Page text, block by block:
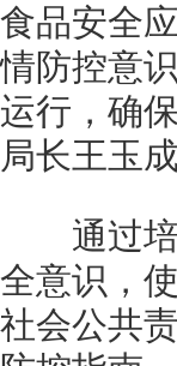
食品安全
情防控意
运行，确
局长王玉
通过培
全意识，
社会公共